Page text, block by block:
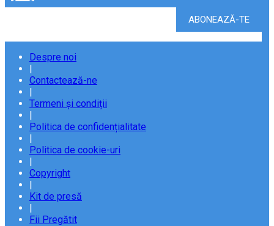
Despre noi
|
Contactează-ne
|
Termeni și condiții
|
Politica de confidențialitate
|
Politica de cookie-uri
|
Copyright
|
Kit de presă
|
Fii Pregătit